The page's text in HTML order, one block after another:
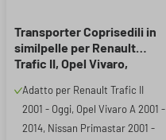
Transporter Coprisedili in
similpelle per Renault
Trafic II, Opel Vivaro,
singolo e doppio
Adatto per Renault Trafic II
2001 - Oggi, Opel Vivaro A 2001 -
2014, Nissan Primastar 2001 -